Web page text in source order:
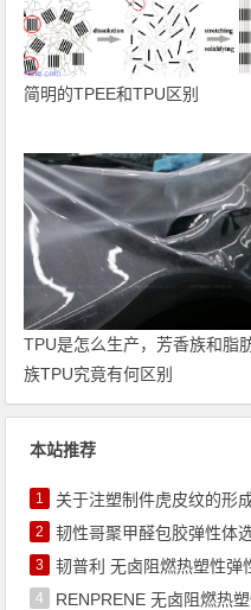
简明的TPEE和TPU区别
TPU是怎么生产，芳香族和脂
族TPU究竟有何区别
本站推荐
1 关于注塑制件虎皮纹的形
2 韧性哥聚甲醛包胶弹性体
3 韧普利 无卤阻燃热塑性弹
4 RENPRENE 无卤阻燃热